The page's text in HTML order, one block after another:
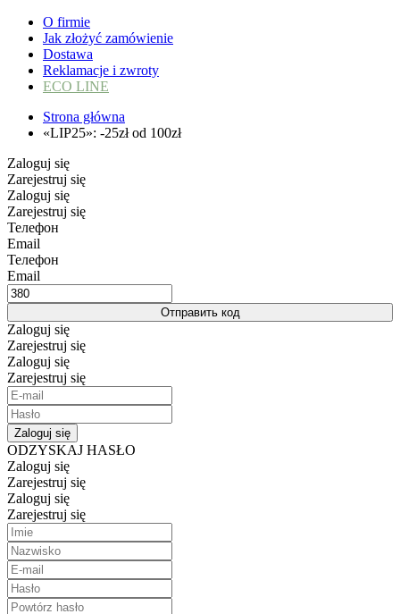
O firmie
Jak złożyć zamówienie
Dostawa
Reklamacje i zwroty
ECO LINE
Strona główna
«LIP25»: -25zł od 100zł
Zaloguj się
Zarejestruj się
Zaloguj się
Zarejestruj się
Телефон
Email
Телефон
Email
Отправить код
Zaloguj się
Zarejestruj się
Zaloguj się
Zarejestruj się
Zaloguj się
ODZYSKAJ HASŁO
Zaloguj się
Zarejestruj się
Zaloguj się
Zarejestruj się